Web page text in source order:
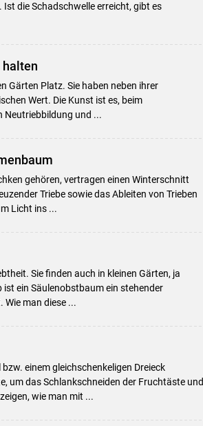
die Schadschwelle erreicht, gibt es
Gärten Platz. Sie haben neben ihrer
Wert. Die Kunst ist es, beim
Neutriebbildung und ...
gehören, vertragen einen Winterschnitt
Triebe sowie das Ableiten von Trieben
Licht ins ...
Sie finden auch in kleinen Gärten, ja
ein Säulenobstbaum ein stehender
man diese ...
einem gleichschenkeligen Dreieck
um das Schlankschneiden der Fruchtäste und
wie man mit ...